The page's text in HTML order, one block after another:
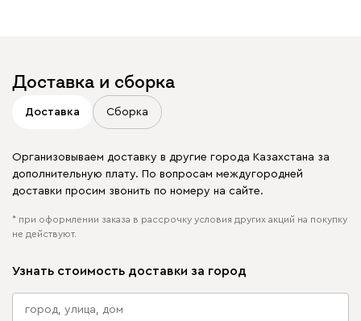
Доставка и сборка
Доставка Сборка
Организовываем доставку в другие города Казахстана за
дополнительную плату. По вопросам междугородней
доставки просим звонить по номеру на сайте.
* при оформлении заказа в рассрочку условия других акций на покупку
не действуют.
Узнать стоимость доставки за город